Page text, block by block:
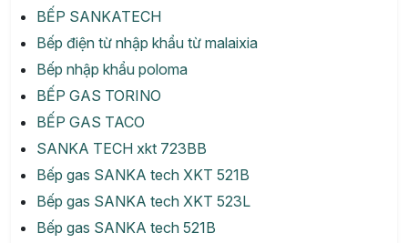
BẾP SANKATECH
Bếp điện từ nhập khẩu từ malaixia
Bếp nhập khẩu poloma
BẾP GAS TORINO
BẾP GAS TACO
SANKA TECH xkt 723BB
Bếp gas SANKA tech XKT 521B
Bếp gas SANKA tech XKT 523L
Bếp gas SANKA tech 521B